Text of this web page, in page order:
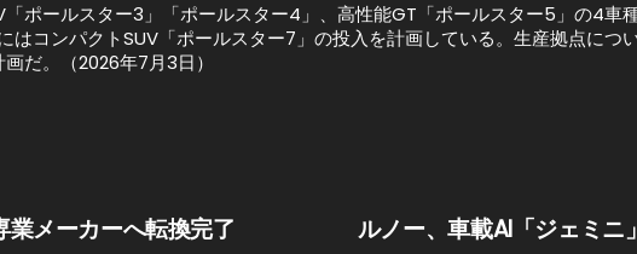
ポールスター3」「ポールスター4」、高性能GT「ポールスター5」の4
コンパクトSUV「ポールスター7」の投入を計画している。生産拠点に
だ。（2026年7月3日）
ルノー、車載AI「ジェミ
メーカーへ転換完了